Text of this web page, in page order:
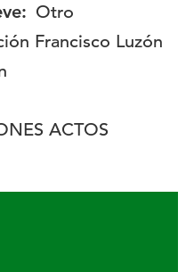
Otro
Francisco Luzón
ACTOS